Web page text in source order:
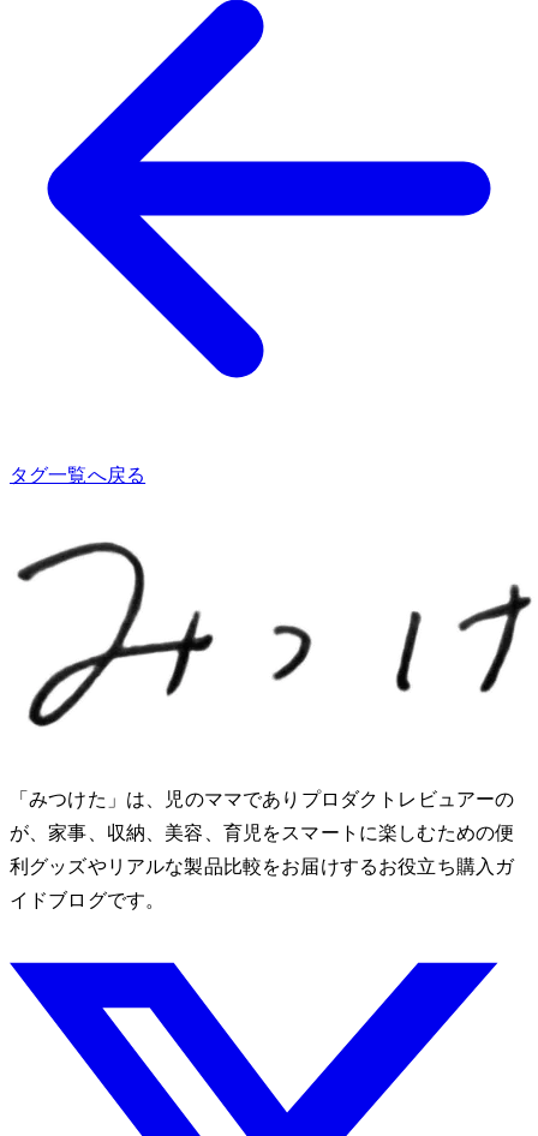
タグ一覧へ戻る
「みつけた」は、2児のママでありプロダクトレビュアーのMio
が、家事、収納、美容、育児をスマートに楽しむための便
利グッズやリアルな製品比較をお届けするお役立ち購入ガ
イドブログです。